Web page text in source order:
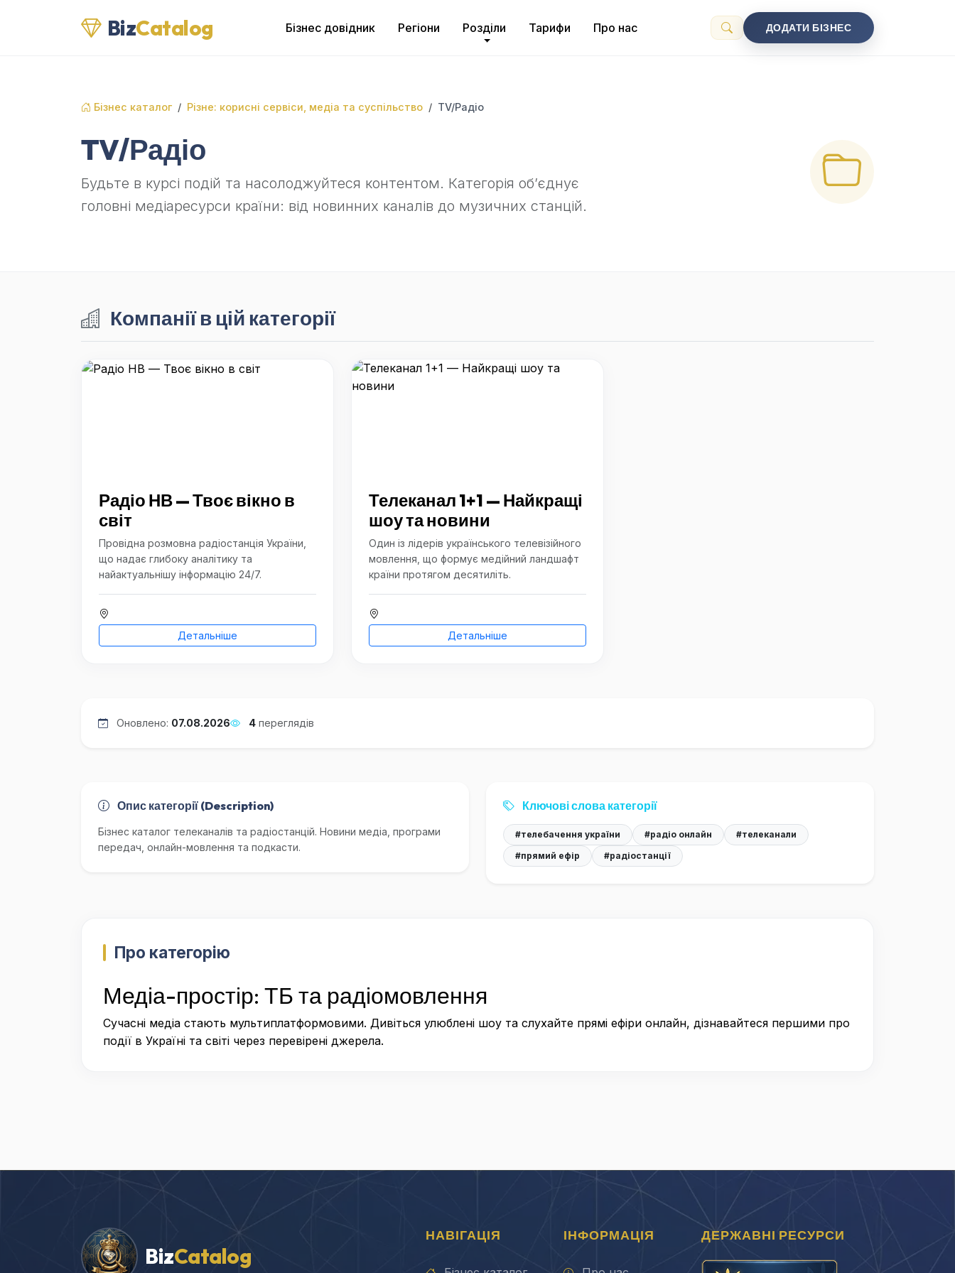
BizCatalog Бізнес довідник Регіони Розділи Тарифи Про нас ДОДАТИ БІЗНЕС
Бізнес каталог Різне: корисні сервіси, медіа та суспільство TV/Радіо
TV/Радіо
Будьте в курсі подій та насолоджуйтеся контентом. Категорія об’єднує
головні медіаресурси країни: від новинних каналів до музичних станцій.
Компанії в цій категорії
Радіо НВ — Твоє вікно в
світ
Провідна розмовна радіостанція України,
що надає глибоку аналітику та
найактуальнішу інформацію 24/7.
Детальніше
Телеканал 1+1 — Найкращі
шоу та новини
Один із лідерів українського телевізійного
мовлення, що формує медійний ландшафт
країни протягом десятиліть.
Детальніше
Оновлено: 07.08.2026 4 переглядів
Опис категорії (Description)
Бізнес каталог телеканалів та радіостанцій. Новини медіа, програми
передач, онлайн-мовлення та подкасти.
Ключові слова категорії
#телебачення україни #радіо онлайн
#телеканали
#прямий ефір
#радіостанції
Про категорію
Медіа-простір: ТБ та радіомовлення
Сучасні медіа стають мультиплатформовими. Дивіться улюблені шоу та слухайте прямі ефіри онлайн, дізнавайтеся першими про
події в Україні та світі через перевірені джерела.
BizCatalog
НАВІГАЦІЯ ІНФОРМАЦІЯ ДЕРЖАВНІ РЕСУРСИ